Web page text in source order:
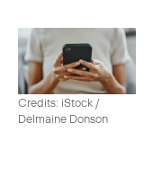
Credits: iStock /
Delmaine Donson